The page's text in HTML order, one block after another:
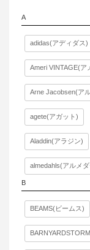
A
adidas(アディダス)
Ameri VINTAGE(ア
Arne Jacobsen(ア
agete(アガット)
Aladdin(アラジン)
almedahls(アルメ
B
BEAMS(ビームス)